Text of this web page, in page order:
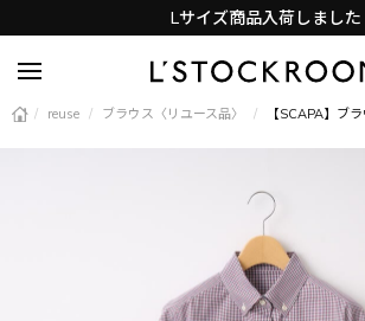
Lサイズ商品入荷しました
/ reuse / ブラウス〈リユース品〉 / 【SCAPA】ブ